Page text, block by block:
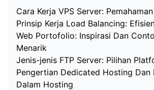
Cara Kerja VPS Server:
Prinsip Kerja Load Balancing:
Web Portofolio: Inspirasi Dan
Menarik
Jenis-jenis FTP Server: Pilihan
Pengertian Dedicated Hosting Dan
Dalam Hosting